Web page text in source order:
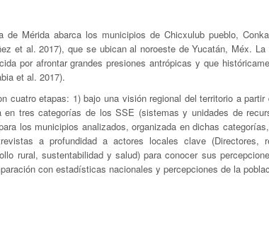
de Mérida abarca los municipios de Chicxulub pueblo,
et al. 2017), que se ubican al noroeste de Yucatán, Méx.
por afrontar grandes presiones antrópicas y que
et al. 2017).
cuatro etapas: 1) bajo una visión regional del territorio a
en tres categorías de los SSE (sistemas y unidades de
los municipios analizados, organizada en dichas
a profundidad a actores locales clave (Directores,
rural, sustentabilidad y salud) para conocer sus
con estadísticas nacionales y percepciones de la